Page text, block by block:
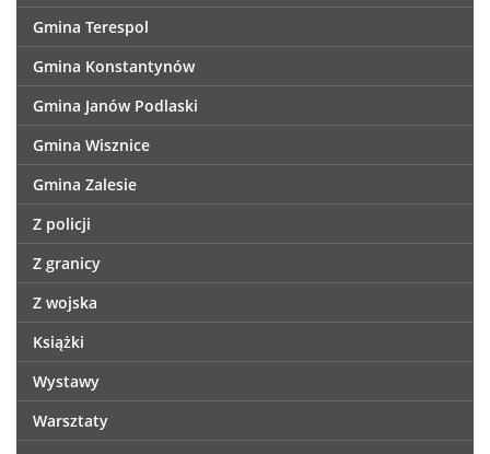
Gmina Terespol
Gmina Konstantynów
Gmina Janów Podlaski
Gmina Wisznice
Gmina Zalesie
Z policji
Z granicy
Z wojska
Książki
Wystawy
Warsztaty